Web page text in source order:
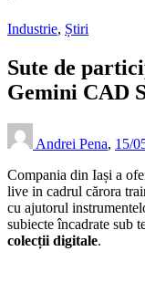
Industrie, Știri
Sute de
Gemini CAD
Andrei Pena, 15/
Compania din Iași a
live in cadrul cărora
cu ajutorul
subiecte încadrate sub
colecții digitale.